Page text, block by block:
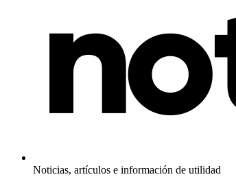
Noticias, artículos e información de utilidad